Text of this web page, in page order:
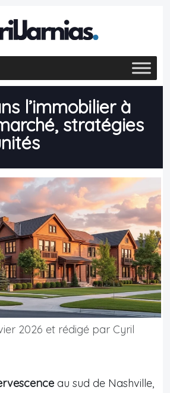
l’immobilier à
stratégies
2026 et rédigé par Cyril
au sud de Nashville,